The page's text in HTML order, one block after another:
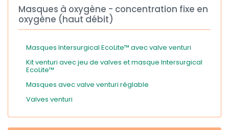
Masques à oxygène - concentration fixe en
oxygène (haut débit)
Masques Intersurgical EcoLite™ avec valve venturi
Kit venturi avec jeu de valves et masque Intersurgical
EcoLite™
Masques avec valve venturi réglable
Valves venturi